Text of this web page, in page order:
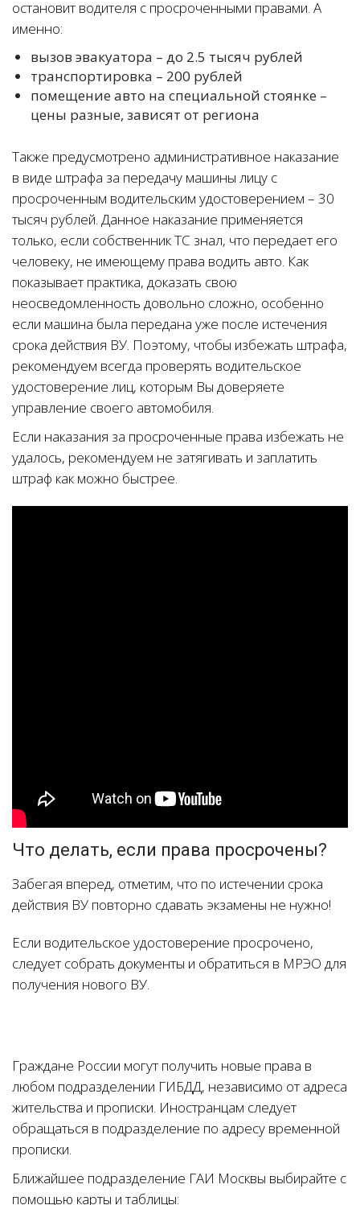
остановит водителя с просроченными правами. А
именно:
вызов эвакуатора – до 2.5 тысяч рублей
транспортировка – 200 рублей
помещение авто на специальной стоянке –
цены разные, зависят от региона
Также предусмотрено административное наказание
в виде штрафа за передачу машины лицу с
просроченным водительским удостоверением – 30
тысяч рублей. Данное наказание применяется
только, если собственник ТС знал, что передает его
человеку, не имеющему права водить авто. Как
показывает практика, доказать свою
неосведомленность довольно сложно, особенно
если машина была передана уже после истечения
срока действия ВУ. Поэтому, чтобы избежать штрафа,
рекомендуем всегда проверять водительское
удостоверение лиц, которым Вы доверяете
управление своего автомобиля.
Если наказания за просроченные права избежать не
удалось, рекомендуем не затягивать и заплатить
штраф как можно быстрее.
Что делать, если права просрочены?
Забегая вперед, отметим, что по истечении срока
действия ВУ повторно сдавать экзамены не нужно!
Если водительское удостоверение просрочено,
следует собрать документы и обратиться в МРЭО для
получения нового ВУ.
Граждане России могут получить новые права в
любом подразделении ГИБДД, независимо от адреса
жительства и прописки. Иностранцам следует
обращаться в подразделение по адресу временной
прописки.
Ближайшее подразделение ГАИ Москвы выбирайте с
помощью карты и таблицы: